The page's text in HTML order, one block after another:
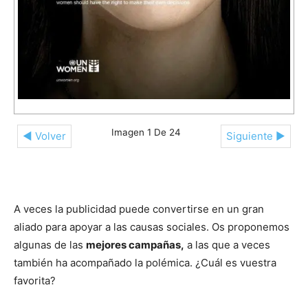
◄ Volver Siguiente ►
Imagen 1 De 24
A veces la publicidad puede convertirse en un gran
aliado para apoyar a las causas sociales. Os proponemos
algunas de las mejores campañas, a las que a veces
también ha acompañado la polémica. ¿Cuál es vuestra
favorita?